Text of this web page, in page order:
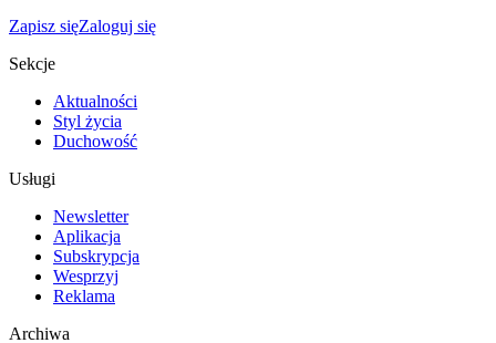
Zapisz sięZaloguj się
Sekcje
Aktualności
Styl życia
Duchowość
Usługi
Newsletter
Aplikacja
Subskrypcja
Wesprzyj
Reklama
Archiwa